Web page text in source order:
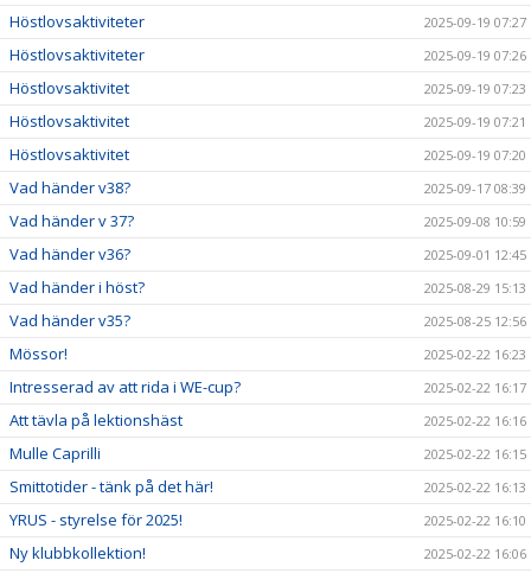
Höstlovsaktiviteter 2025-09-19 07:27
Höstlovsaktiviteter 2025-09-19 07:26
Höstlovsaktivitet 2025-09-19 07:23
Höstlovsaktivitet 2025-09-19 07:21
Höstlovsaktivitet 2025-09-19 07:20
Vad händer v38? 2025-09-17 08:39
Vad händer v 37? 2025-09-08 10:59
Vad händer v36? 2025-09-01 12:45
Vad händer i höst? 2025-08-29 15:13
Vad händer v35? 2025-08-25 12:56
Mössor! 2025-02-22 16:23
Intresserad av att rida i WE-cup? 2025-02-22 16:17
Att tävla på lektionshäst 2025-02-22 16:16
Mulle Caprilli 2025-02-22 16:15
Smittotider - tänk på det här! 2025-02-22 16:13
YRUS - styrelse för 2025! 2025-02-22 16:10
Ny klubbkollektion! 2025-02-22 16:06